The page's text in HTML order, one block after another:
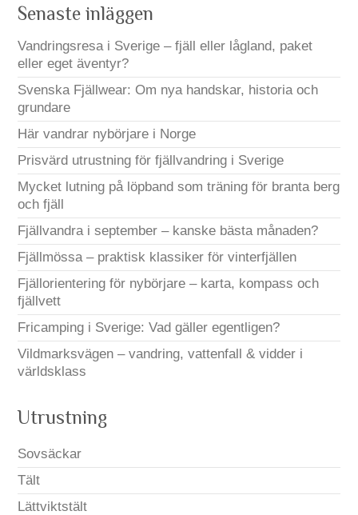
Senaste inläggen
Vandringsresa i Sverige – fjäll eller lågland, paket
eller eget äventyr?
Svenska Fjällwear: Om nya handskar, historia och
grundare
Här vandrar nybörjare i Norge
Prisvärd utrustning för fjällvandring i Sverige
Mycket lutning på löpband som träning för branta berg
och fjäll
Fjällvandra i september – kanske bästa månaden?
Fjällmössa – praktisk klassiker för vinterfjällen
Fjällorientering för nybörjare – karta, kompass och
fjällvett
Fricamping i Sverige: Vad gäller egentligen?
Vildmarksvägen – vandring, vattenfall & vidder i
världsklass
Utrustning
Sovsäckar
Tält
Lättviktstält